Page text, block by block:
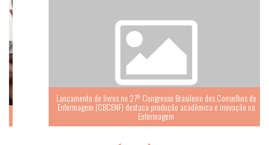
Lançamento de livros no 27º Congresso Brasileiro dos Conselhos de
Enfermagem (CBCENF) destaca produção acadêmica e inovação na
Enfermagem